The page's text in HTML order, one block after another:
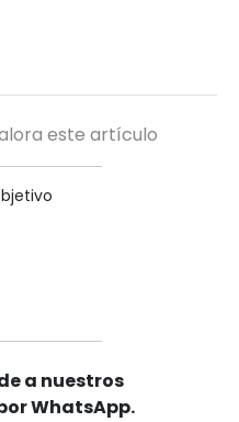
este artículo
a nuestros
WhatsApp.